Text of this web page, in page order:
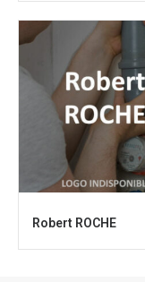
Robert ROCHE